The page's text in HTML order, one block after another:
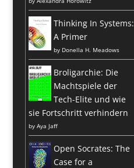
Thinking In Systems:
A Primer
by Donella H. Meadows
Broligarchie: Die
Machtspiele der
Tech-Elite und wie
sie Fortschritt verhindern
by Aya Jaff
Open Socrates: The
Case for a